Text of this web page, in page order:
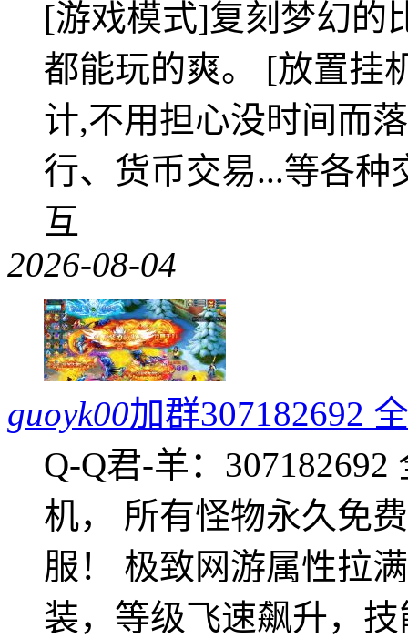
[游戏模式]复刻梦幻的
都能玩的爽。 [放置挂
计,不用担心没时间而
行、货币交易...等各
互
2026-08-04
guoyk00加群307182692
Q-Q君-羊：
机， 所有怪物永久免
服！ 极致网游属性拉
装，等级飞速飙升，